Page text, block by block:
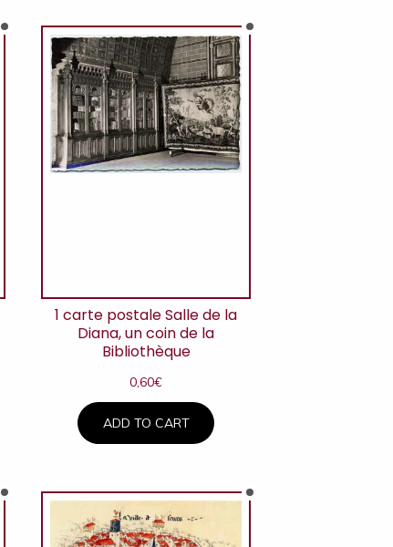
1 carte postale Salle de la
Diana, un coin de la
Bibliothèque
0,60€
ADD TO CART